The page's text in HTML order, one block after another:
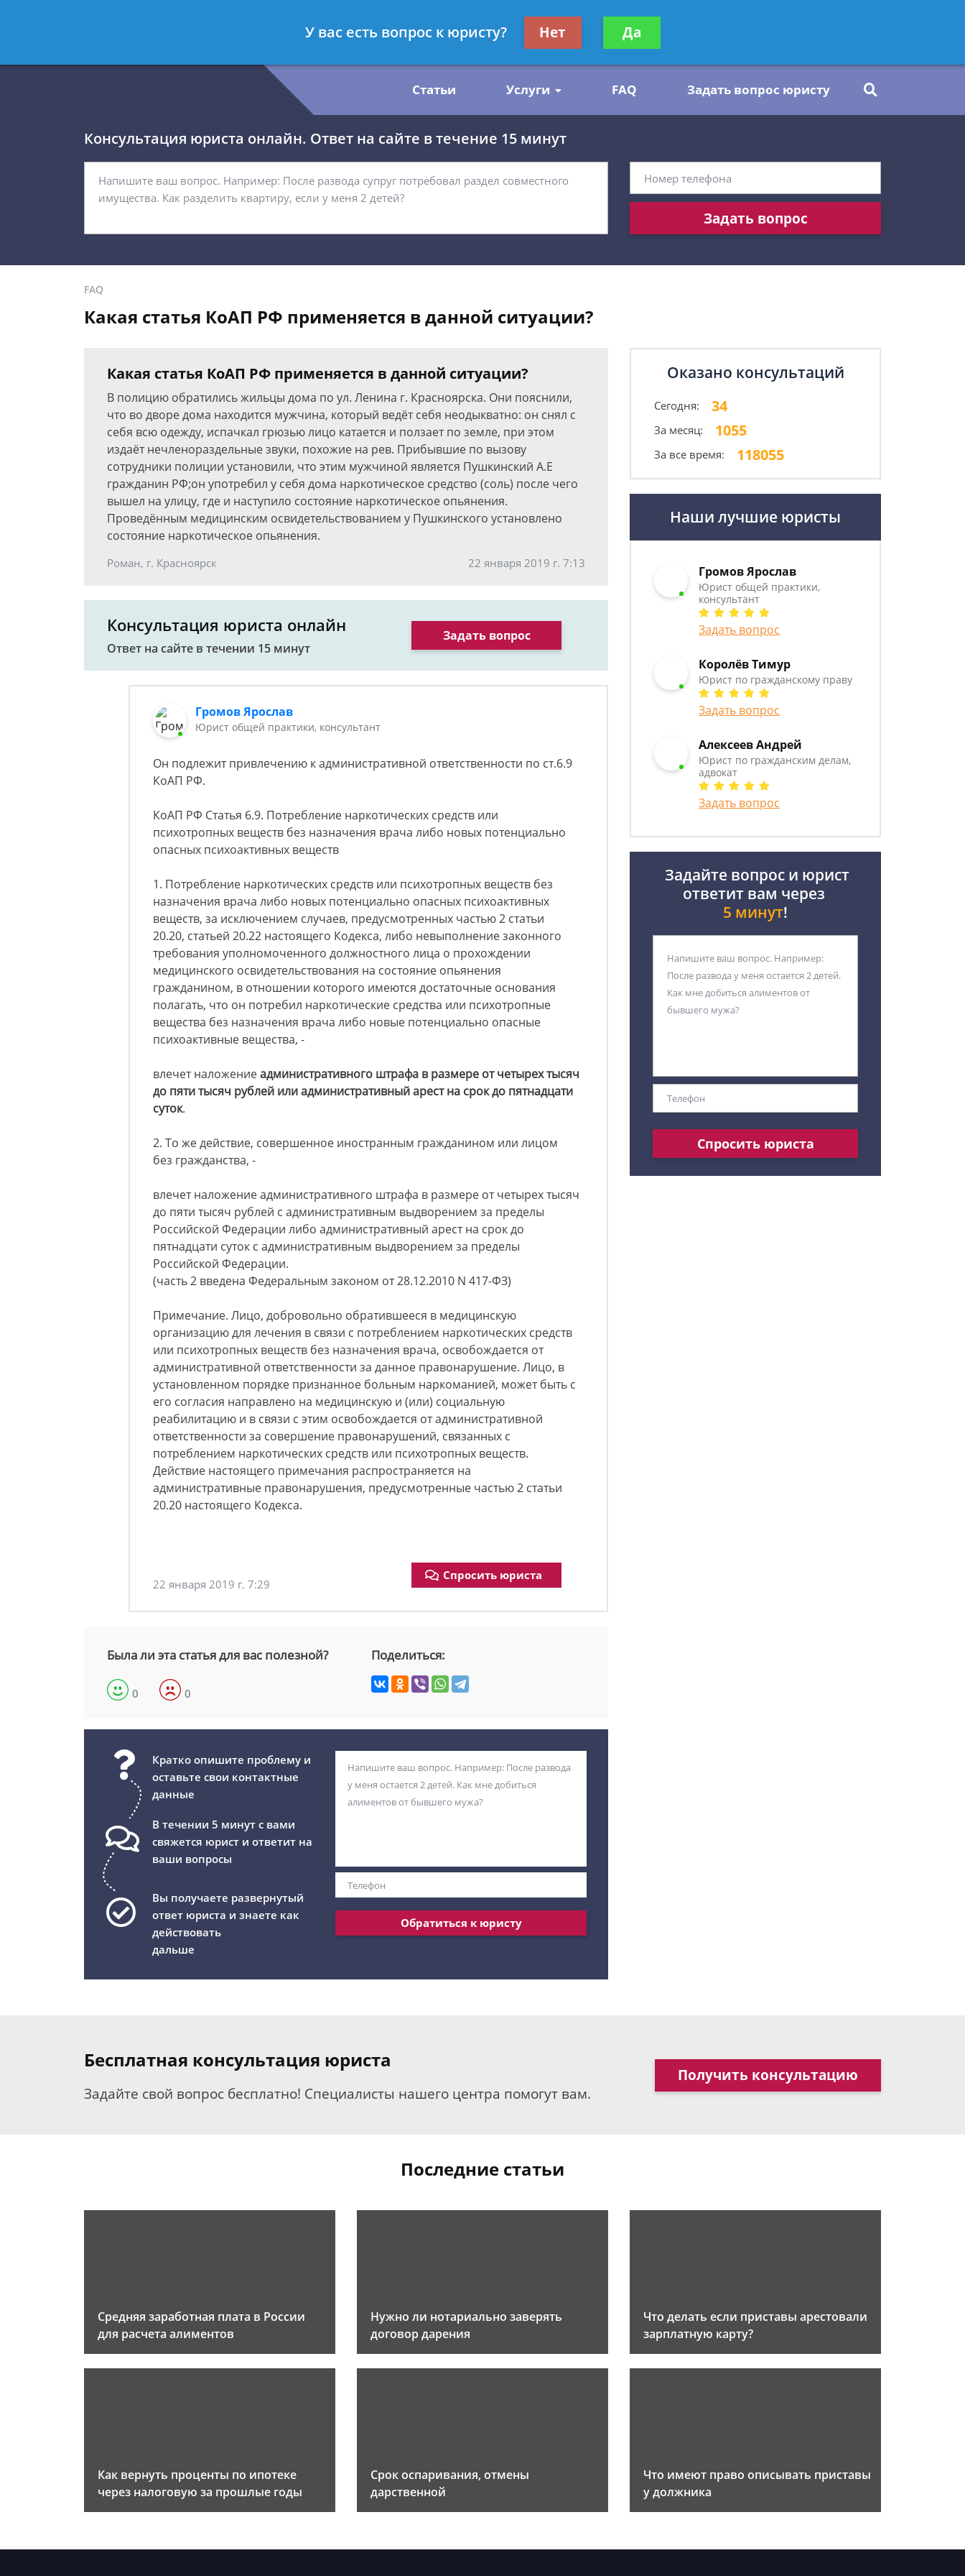
- Юрист по гражданскому праву
Получите консультацию
бесплатно
Статьи Услуги FAQ Задать вопрос юристу
Консультация юриста онлайн. Ответ на сайте в течение 15 минут
Задать вопрос
FAQ
Какая статья КоАП РФ применяется в данной ситуации?
Какая статья КоАП РФ применяется в данной ситуации?
В полицию обратились жильцы дома по ул. Ленина г. Красноярска. Они пояснили,
что во дворе дома находится мужчина, который ведёт себя неодыкватно: он снял с
себя всю одежду, испачкал грюзью лицо катается и ползает по земле, при этом
издаёт нечленораздельные звуки, похожие на рев. Прибывшие по вызову
сотрудники полиции установили, что этим мужчиной является Пушкинский А.Е
гражданин РФ;он употребил у себя дома наркотическое средство (соль) после чего
вышел на улицу, где и наступило состояние наркотическое опьянения.
Проведённым медицинским освидетельствованием у Пушкинского установлено
состояние наркотическое опьянения.
Роман, г. Красноярск 22 января 2019 г. 7:13
Консультация юриста онлайн
Ответ на сайте в течении 15 минут
Задать вопрос
Громов Ярослав
Юрист общей практики, консультант
Он подлежит привлечению к административной ответственности по ст.6.9
КоАП РФ.
КоАП РФ Статья 6.9. Потребление наркотических средств или
психотропных веществ без назначения врача либо новых потенциально
опасных психоактивных веществ
1. Потребление наркотических средств или психотропных веществ без
назначения врача либо новых потенциально опасных психоактивных
веществ, за исключением случаев, предусмотренных частью 2 статьи
20.20, статьей 20.22 настоящего Кодекса, либо невыполнение законного
требования уполномоченного должностного лица о прохождении
медицинского освидетельствования на состояние опьянения
гражданином, в отношении которого имеются достаточные основания
полагать, что он потребил наркотические средства или психотропные
вещества без назначения врача либо новые потенциально опасные
психоактивные вещества, -
влечет наложениеадминистративного штрафа в размере от четырех тысяч
до пяти тысяч рублей или административный арест на срок до пятнадцати
суток.
2. То же действие, совершенное иностранным гражданином или лицом
без гражданства, -
влечет наложение административного штрафа в размере от четырех тысяч
до пяти тысяч рублей с административным выдворением за пределы
Российской Федерации либо административный арест на срок до
пятнадцати суток с административным выдворением за пределы
Российской Федерации.
(часть 2 введена Федеральным законом от 28.12.2010 N 417-ФЗ)
Примечание. Лицо, добровольно обратившееся в медицинскую
организацию для лечения в связи с потреблением наркотических средств
или психотропных веществ без назначения врача, освобождается от
административной ответственности за данное правонарушение. Лицо, в
установленном порядке признанное больным наркоманией, может быть с
его согласия направлено на медицинскую и (или) социальную
реабилитацию и в связи с этим освобождается от административной
ответственности за совершение правонарушений, связанных с
потреблением наркотических средств или психотропных веществ.
Действие настоящего примечания распространяется на
административные правонарушения, предусмотренные частью 2 статьи
20.20 настоящего Кодекса.
22 января 2019 г. 7:29
Спросить юриста
Была ли эта статья для вас полезной?
0 0
Поделиться:
Кратко опишите проблему и
оставьте свои контактные
данные
В течении 5 минут с вами
свяжется юрист и ответит на
ваши вопросы
Вы получаете развернутый
ответ юриста и знаете как
действовать
дальше
Обратиться к юристу
Оказано консультаций
Сегодня: 34
За месяц: 1055
За все время: 118055
Наши лучшие юристы
Громов Ярослав
Юрист общей практики,
консультант
Задать вопрос
Королёв Тимур
Юрист по гражданскому праву
Задать вопрос
Алексеев Андрей
Юрист по гражданским делам,
адвокат
Задать вопрос
Задайте вопрос и юрист
ответит вам через
5 минут!
Спросить юриста
Бесплатная консультация юриста
Задайте свой вопрос бесплатно! Специалисты нашего центра помогут вам.
Получить консультацию
Последние статьи
Средняя заработная плата в России
для расчета алиментов
Нужно ли нотариально заверять
договор дарения
Что делать если приставы арестовали
зарплатную карту?
Как вернуть проценты по ипотеке
через налоговую за прошлые годы
Срок оспаривания, отмены
дарственной
Что имеют право описывать приставы
у должника
У вас есть вопрос к юристу? Нет Да